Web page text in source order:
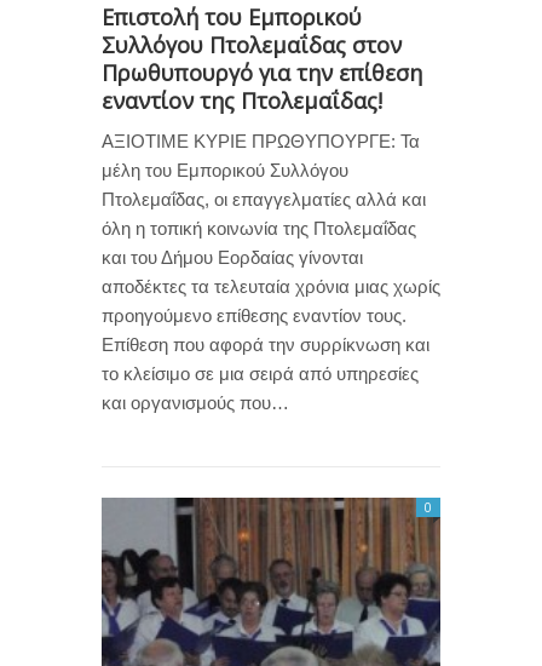
Επιστολή του Εμπορικού
Συλλόγου Πτολεμαΐδας στον
Πρωθυπουργό για την επίθεση
εναντίον της Πτολεμαΐδας!
ΑΞΙΟΤΙΜΕ ΚΥΡΙΕ ΠΡΩΘΥΠΟΥΡΓΕ: Τα
μέλη του Εμπορικού Συλλόγου
Πτολεμαΐδας, οι επαγγελματίες αλλά και
όλη η τοπική κοινωνία της Πτολεμαΐδας
και του Δήμου Εορδαίας γίνονται
αποδέκτες τα τελευταία χρόνια μιας χωρίς
προηγούμενο επίθεσης εναντίον τους.
Επίθεση που αφορά την συρρίκνωση και
το κλείσιμο σε μια σειρά από υπηρεσίες
και οργανισμούς που…
0